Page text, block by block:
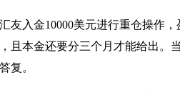
友入金10000美元进行重仓操作
且本金还要分三个月才能给出。
复。